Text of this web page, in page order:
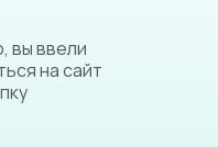
вы ввели
на сайт